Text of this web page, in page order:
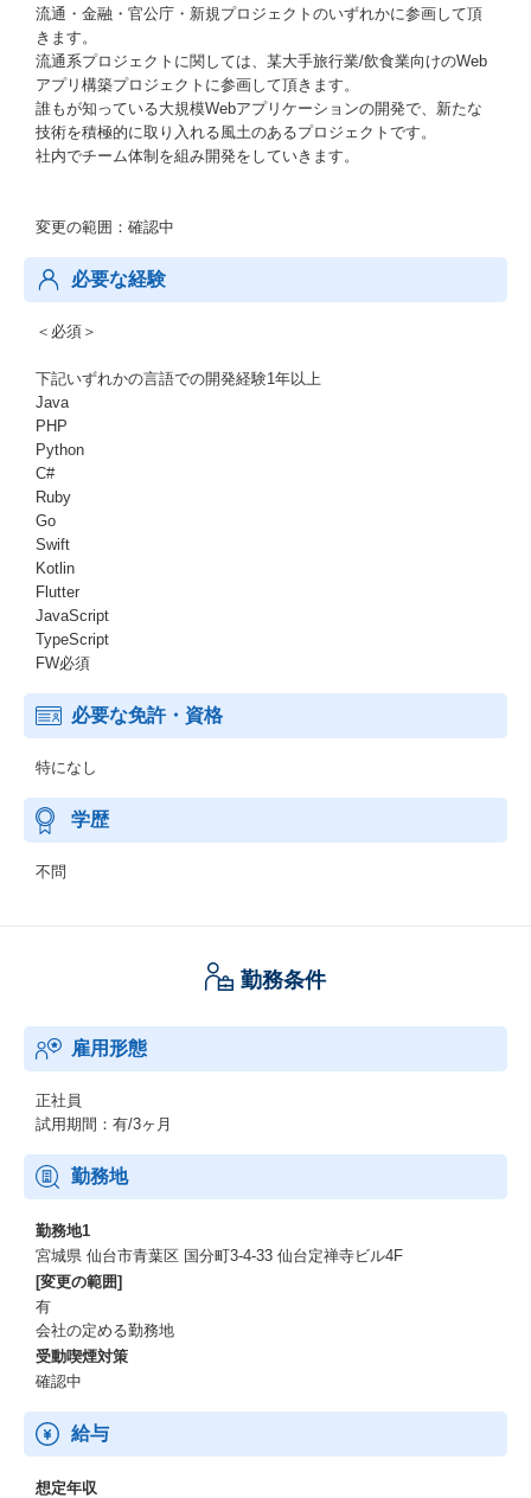
流通・金融・官公庁・新規プロジェクトのいずれかに参画して頂
きます。
流通系プロジェクトに関しては、某大手旅行業/飲食業向けのWeb
アプリ構築プロジェクトに参画して頂きます。
誰もが知っている大規模Webアプリケーションの開発で、新たな
技術を積極的に取り入れる風土のあるプロジェクトです。
社内でチーム体制を組み開発をしていきます。
変更の範囲：確認中
必要な経験
＜必須＞
下記いずれかの言語での開発経験1年以上
Java
PHP
Python
C#
Ruby
Go
Swift
Kotlin
Flutter
JavaScript
TypeScript
FW必須
必要な免許・資格
特になし
学歴
不問
勤務条件
雇用形態
正社員
試用期間：有/3ヶ月
勤務地
勤務地1
宮城県 仙台市青葉区 国分町3-4-33 仙台定禅寺ビル4F
[変更の範囲]
有
会社の定める勤務地
受動喫煙対策
確認中
給与
想定年収